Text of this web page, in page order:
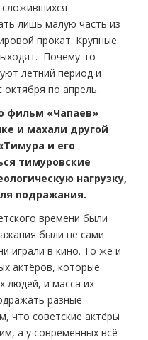
сложившихся
лишь малую часть из
прокат. Крупные
Почему-то
летний период и
по апрель.
фильм «Чапаев»
и махали другой
и его
тимуровские
нагрузку,
подражания.
времени были
были не сами
играли в кино. То же и
актёров, которые
людей, и масса их
разные
что советские актёры
а у современных всё